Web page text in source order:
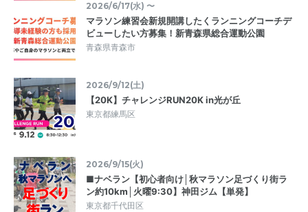
2026/6/17(水) 〜
マラソン練習会新規開講したくランニングコーチデ
ビューしたい方募集！新青森県総合運動公園
青森県青森市
2026/9/12(土)
【20K】チャレンジRUN20K in光が丘
東京都練馬区
2026/9/15(火)
■ナベラン【初心者向け│秋マラソン足づくり街ラ
ン約10km│火曜9:30】神田ジム【単発】
東京都千代田区